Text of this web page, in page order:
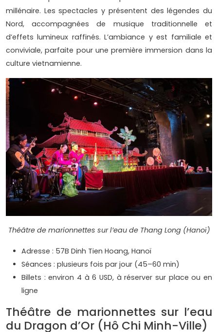
millénaire. Les spectacles y présentent des légendes du
Nord, accompagnées de musique traditionnelle et
d’effets lumineux raffinés. L’ambiance y est familiale et
conviviale, parfaite pour une première immersion dans la
culture vietnamienne.
Théâtre de marionnettes sur l’eau de Thang Long (Hanoï)
Adresse : 57B Dinh Tien Hoang, Hanoï
Séances : plusieurs fois par jour (45–60 min)
Billets : environ 4 à 6 USD, à réserver sur place ou en
ligne
Théâtre de marionnettes sur l’eau
du Dragon d’Or (Hô Chi Minh-Ville)